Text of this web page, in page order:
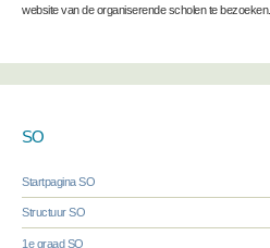
website van de organiserende scholen te bezoeken.
SO
Startpagina SO
Structuur SO
1e graad SO